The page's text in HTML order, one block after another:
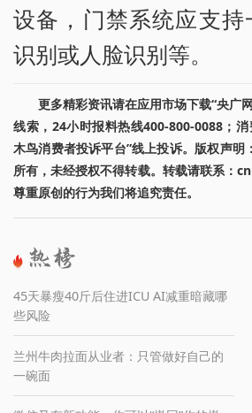
设备，门禁系统应支
识别或人脸识别等。
更多精彩资讯请在应用市场下载“央广
线索，24小时报料热线400-800-0088；
木鸟消费者投诉平台”线上投诉。版权声明
所有，未经授权不得转载。转载请联系：
尊重原创的行为我们将追究责任。
45天暴瘦40斤后住进ICU AI减重暗藏哪
些风险
兰州牛肉拉面从业者：只管做好自己的
一碗面